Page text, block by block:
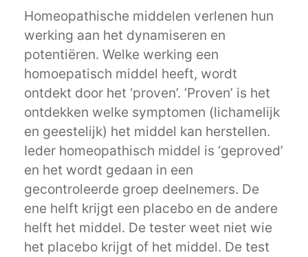
Homeopathische middelen verlenen hun
werking aan het dynamiseren en
potentiëren. Welke werking een
homoepatisch middel heeft, wordt
ontdekt door het ‘proven’. ‘Proven’ is het
ontdekken welke symptomen (lichamelijk
en geestelijk) het middel kan herstellen.
Ieder homeopathisch middel is ‘geproved’
en het wordt gedaan in een
gecontroleerde groep deelnemers. De
ene helft krijgt een placebo en de andere
helft het middel. De tester weet niet wie
het placebo krijgt of het middel. De test